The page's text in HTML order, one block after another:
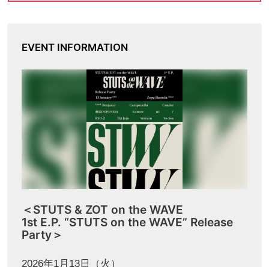
EVENT INFORMATION
＜STUTS & ZOT on the WAVE
1st E.P. “STUTS on the WAVE” Release
Party＞
2026年1月13日（火）